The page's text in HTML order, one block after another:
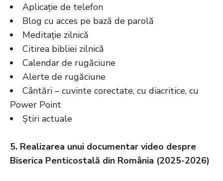
Aplicație de telefon
Blog cu acces pe bază de parolă
Meditație zilnică
Citirea bibliei zilnică
Calendar de rugăciune
Alerte de rugăciune
Cântări – cuvinte corectate, cu diacritice, cu
Power Point
Știri actuale
5. Realizarea unui documentar video despre
Biserica Penticostală din România (2025-2026)